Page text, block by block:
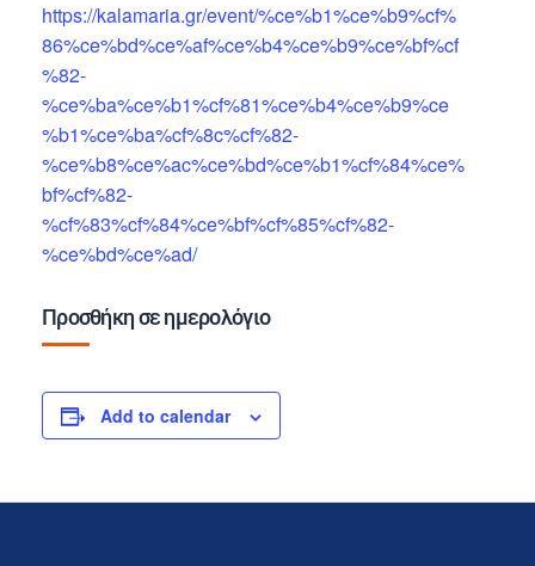
https://kalamaria.gr/event/%ce%b1%ce%b9%cf%
86%ce%bd%ce%af%ce%b4%ce%b9%ce%bf%cf
%82-
%ce%ba%ce%b1%cf%81%ce%b4%ce%b9%ce
%b1%ce%ba%cf%8c%cf%82-
%ce%b8%ce%ac%ce%bd%ce%b1%cf%84%ce%
bf%cf%82-
%cf%83%cf%84%ce%bf%cf%85%cf%82-
%ce%bd%ce%ad/
Προσθήκη σε ημερολόγιο
Add to calendar